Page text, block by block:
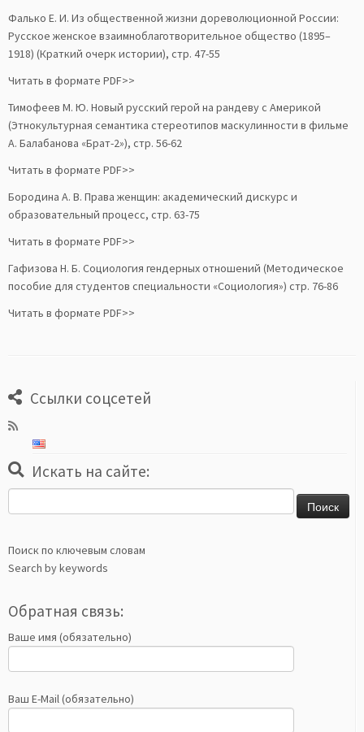
Фалько Е. И. Из общественной жизни дореволюционной России:
Русское женское взаимноблаготворительное общество (1895–
1918) (Краткий очерк истории), стр. 47-55
Читать в формате PDF>>
Тимофеев М. Ю. Новый русский герой на рандеву с Америкой
(Этнокультурная семантика стереотипов маскулинности в фильме
А. Балабанова «Брат-2»), стр. 56-62
Читать в формате PDF>>
Бородина А. В. Права женщин: академический дискурс и
образовательный процесс, стр. 63-75
Читать в формате PDF>>
Гафизова Н. Б. Социология гендерных отношений (Методическое
пособие для студентов специальности «Социология») стр. 76-86
Читать в формате PDF>>
Ссылки соцсетей
Искать на сайте:
Поиск по ключевым словам
Search by keywords
Обратная связь:
Ваше имя (обязательно)
Ваш E-Mail (обязательно)